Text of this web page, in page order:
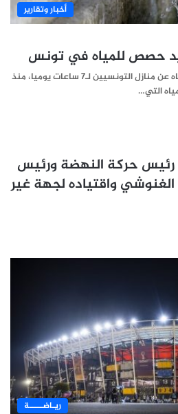
أخبار وتقارير
حصص للمياه في تونس
شهارة نت – متابعات تنقطع المياه عن منازل التونسيين لـ7 ساعات يوميا، منذ
حركة النهضة ورئيس
الغنوشي واقتياده لجهة غير
ريـاضـــــة